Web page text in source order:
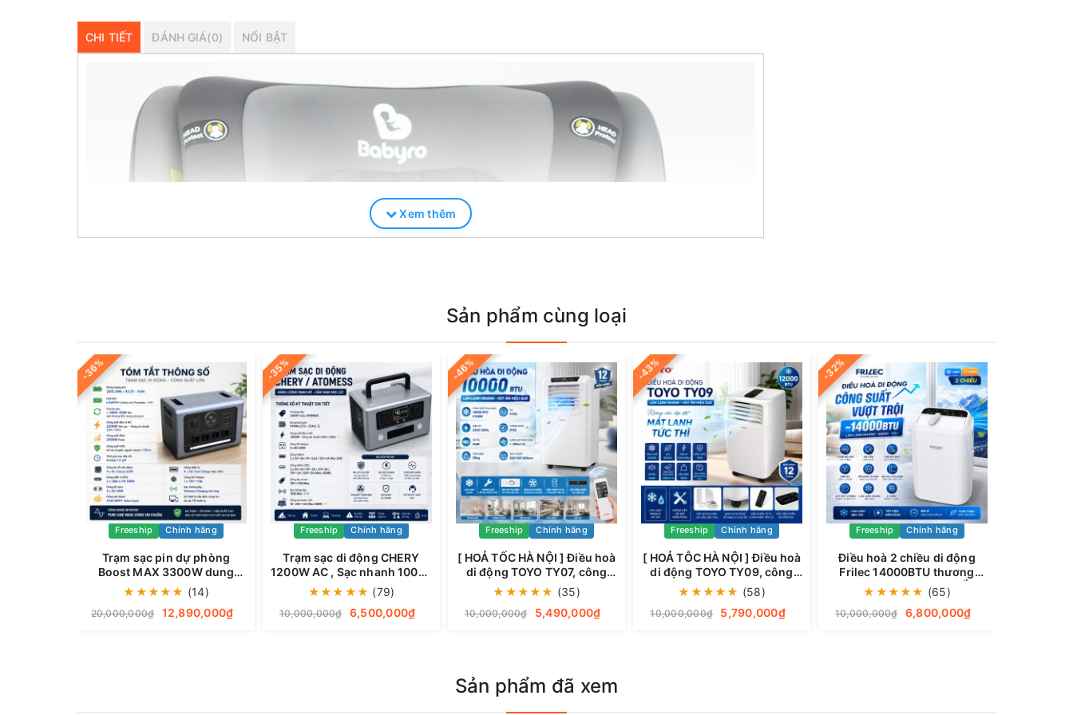
CHI TIẾT ĐÁNH GIÁ(0) NỔI BẬT
Xem thêm
Sản phẩm cùng loại
-36%
Freeship Chính hãng
Trạm sạc pin dự phòng
Boost MAX 3300W dung
lượng 2200Wh
★ ★★★★ (14)
20,000,000₫ 12,890,000₫
-35%
Freeship Chính hãng
Trạm sạc di động CHERY
1200W AC , Sạc nhanh 100W,
Sạc năng lượng mặt trời
200W
★★★ ★★ (79)
10,000,000₫ 6,500,000₫
-46%
Freeship Chính hãng
[ HOẢ TỐC HÀ NỘI ] Điều hoà
di động TOYO TY07, công
suất 10000BTU, làm lạnh
siêu nhanh
★ ★★★★ (35)
10,000,000₫ 5,490,000₫
-43%
Freeship Chính hãng
[ HOẢ TỖC HÀ NỘI ] Điều hoà
di động TOYO TY09, công
suất 12000BTU, hỗ trợ Hút
Ẩm
★ ★★★★ (58)
10,000,000₫ 5,790,000₫
-32%
Freeship Chính hãng
Điều hoà 2 chiều di động
Frilec 14000BTU thương
hiệu Đức, tích hợp Hút Ẩm
★ ★★★★ (65)
10,000,000₫ 6,800,000₫
Sản phẩm đã xem